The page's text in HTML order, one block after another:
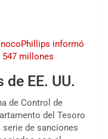
informó
547 millones
EE. UU.
de Control de
del Tesoro
de sanciones